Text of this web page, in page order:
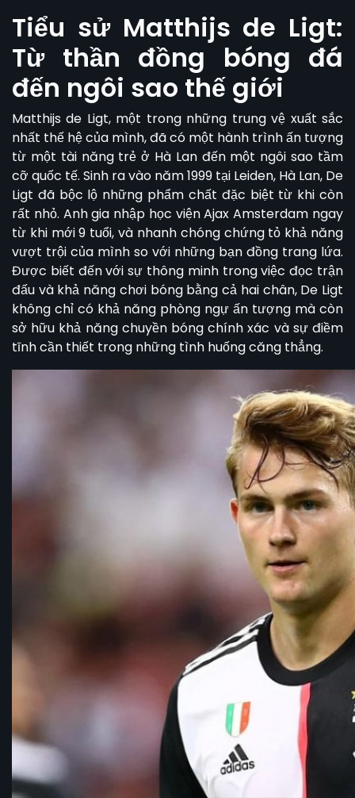
Tiểu sử Matthijs de Ligt:
Từ thần đồng bóng đá
đến ngôi sao thế giới
Matthijs de Ligt, một trong những trung vệ xuất sắc
nhất thế hệ của mình, đã có một hành trình ấn tượng
từ một tài năng trẻ ở Hà Lan đến một ngôi sao tầm
cỡ quốc tế. Sinh ra vào năm 1999 tại Leiden, Hà Lan, De
Ligt đã bộc lộ những phẩm chất đặc biệt từ khi còn
rất nhỏ. Anh gia nhập học viện Ajax Amsterdam ngay
từ khi mới 9 tuổi, và nhanh chóng chứng tỏ khả năng
vượt trội của mình so với những bạn đồng trang lứa.
Được biết đến với sự thông minh trong việc đọc trận
đấu và khả năng chơi bóng bằng cả hai chân, De Ligt
không chỉ có khả năng phòng ngự ấn tượng mà còn
sở hữu khả năng chuyền bóng chính xác và sự điềm
tĩnh cần thiết trong những tình huống căng thẳng.